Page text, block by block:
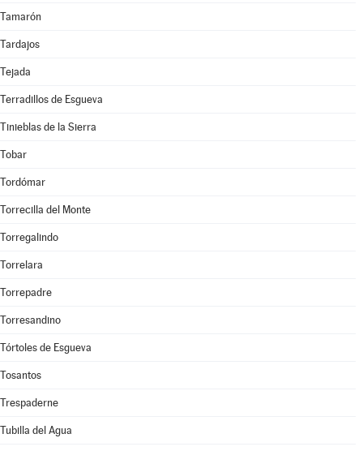
Tamarón
Tardajos
Tejada
Terradillos de Esgueva
Tinieblas de la Sierra
Tobar
Tordómar
Torrecilla del Monte
Torregalindo
Torrelara
Torrepadre
Torresandino
Tórtoles de Esgueva
Tosantos
Trespaderne
Tubilla del Agua